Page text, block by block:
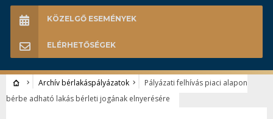
KÖZELGŐ ESEMÉNYEK
ELÉRHETŐSÉGEK
Archív bérlakáspályázatok
Pályázati felhívás piaci alapon
bérbe adható lakás bérleti jogának elnyerésére